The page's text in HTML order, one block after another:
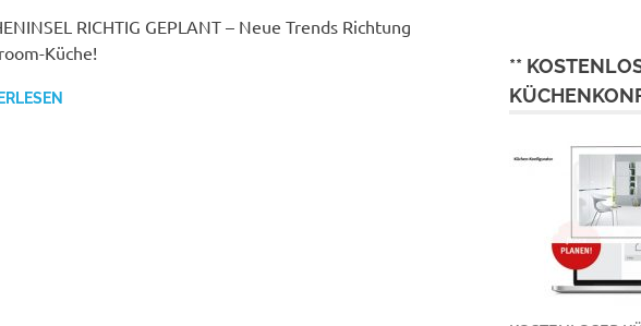
RICHTIG GEPLANT – Neue Trends Richtung
Küche!
**